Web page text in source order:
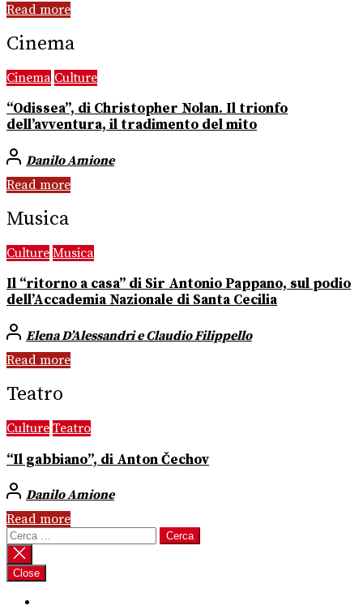
Read more
Cinema
Cinema Culture
“Odissea”, di Christopher Nolan. Il trionfo
dell’avventura, il tradimento del mito
Danilo Amione
Read more
Musica
Culture Musica
Il “ritorno a casa” di Sir Antonio Pappano, sul podio
dell’Accademia Nazionale di Santa Cecilia
Elena D’Alessandri e Claudio Filippello
Read more
Teatro
Culture Teatro
“Il gabbiano”, di Anton Čechov
Danilo Amione
Read more
Ricerca
per:
Close